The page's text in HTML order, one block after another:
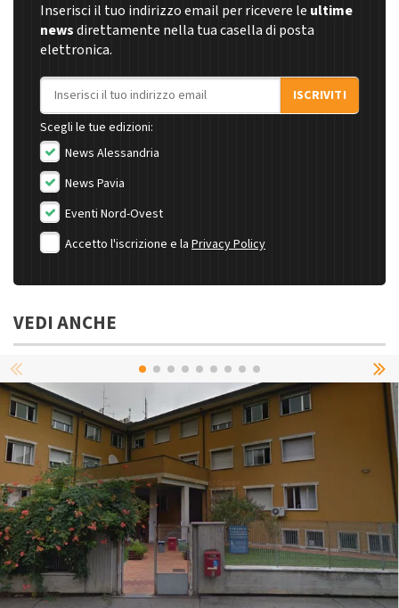
Inserisci il tuo indirizzo email per ricevere le ultime
newsdirettamente nella tua casella di posta
elettronica.
Indirizzo email
ISCRIVITI
Scegli le tue edizioni:
News Alessandria
News Pavia
Eventi Nord-Ovest
Accetto l'iscrizione e la Privacy Policy
VEDI ANCHE